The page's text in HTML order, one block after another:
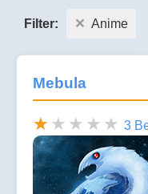
Filter: Anime
Mebula
3